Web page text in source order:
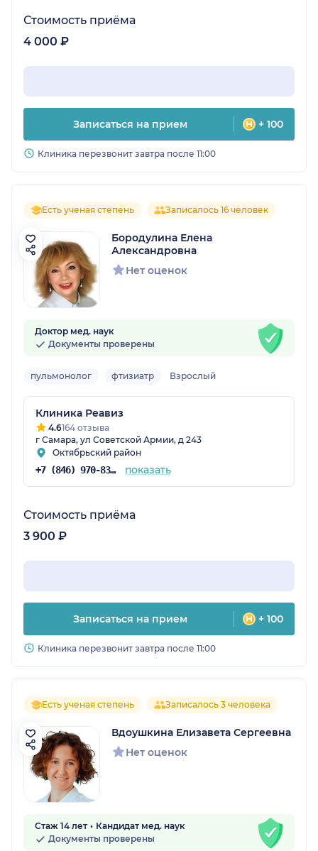
Стоимость приёма
4 000 ₽
Записаться на прием + 100
Клиника перезвонит завтра после 11:00
Есть ученая степень Записалось 16 человек
Бородулина Елена
Александровна
Нет оценок
Доктор мед. наук
Документы проверены
пульмонолог фтизиатр Взрослый
Клиника Реавиз
4.6164 отзыва
г Самара, ул Советской Армии, д 243
Октябрьский район
+7 (846) 970-83-16 показать
Стоимость приёма
3 900 ₽
Записаться на прием + 100
Клиника перезвонит завтра после 11:00
Есть ученая степень Записалось 3 человека
Вдоушкина Елизавета Сергеевна
Нет оценок
Стаж 14 лет
Кандидат мед. наук
Документы проверены